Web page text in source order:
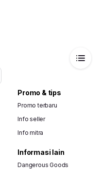
Promo & tips
Promo terbaru
Info seller
Info mitra
Informasi lain
Dangerous Goods